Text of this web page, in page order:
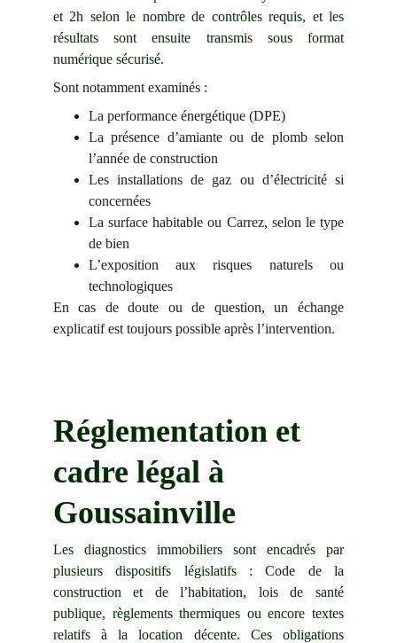
et 2h selon le nombre de contrôles requis, et les
résultats sont ensuite transmis sous format
numérique sécurisé.
Sont notamment examinés :
La performance énergétique (DPE)
La présence d’amiante ou de plomb selon
l’année de construction
Les installations de gaz ou d’électricité si
concernées
La surface habitable ou Carrez, selon le type
de bien
L’exposition aux risques naturels ou
technologiques
En cas de doute ou de question, un échange
explicatif est toujours possible après l’intervention.
Réglementation et
cadre légal à
Goussainville
Les diagnostics immobiliers sont encadrés par
plusieurs dispositifs législatifs : Code de la
construction et de l’habitation, lois de santé
publique, règlements thermiques ou encore textes
relatifs à la location décente. Ces obligations